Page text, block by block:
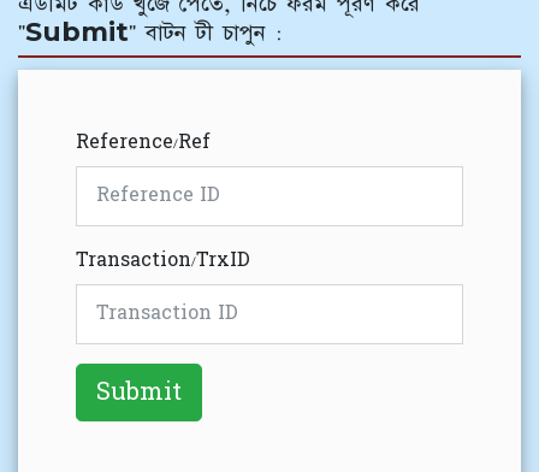
"Submit" বাটন টী চাপুন :
Reference/Ref
Transaction/TrxID